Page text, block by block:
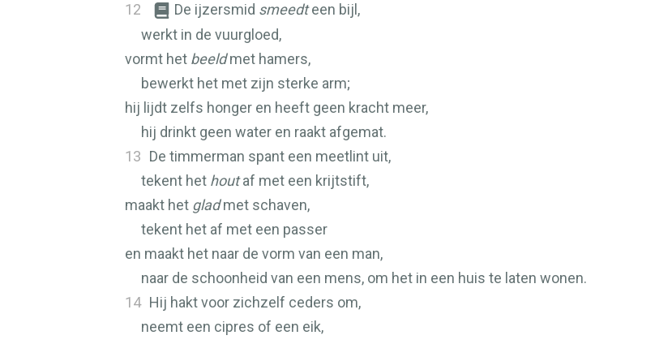
12
De ijzersmid smeedteen bijl,
werkt in de vuurgloed,
vormt het beeldmet hamers,
bewerkt het met zijn sterke arm;
hij lijdt zelfs honger en heeft geen kracht meer,
hij drinkt geen water en raakt afgemat.
13 De timmerman spant een meetlint uit,
tekent het houtaf met een krijtstift,
maakt het gladmet schaven,
tekent het af met een passer
en maakt het naar de vorm van een man,
naar de schoonheid van een mens, om het in een huis te laten wonen.
14 Hij hakt voor zichzelf ceders om,
neemt een cipres of een eik,